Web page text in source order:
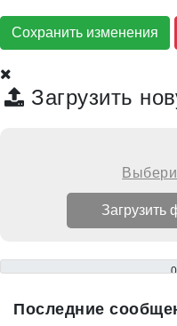
Сохранить изменения
Загрузить
Последние